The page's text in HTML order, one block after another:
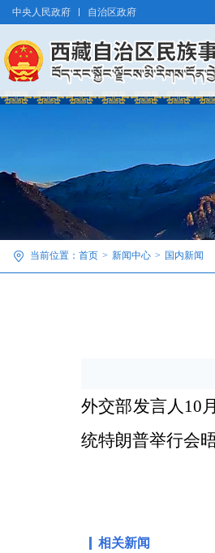
中央人民政府 自治区政府
当前位置： 首页 > 新闻中心 > 国内新闻
外交部发言人10
统特朗普举行会
相关新闻